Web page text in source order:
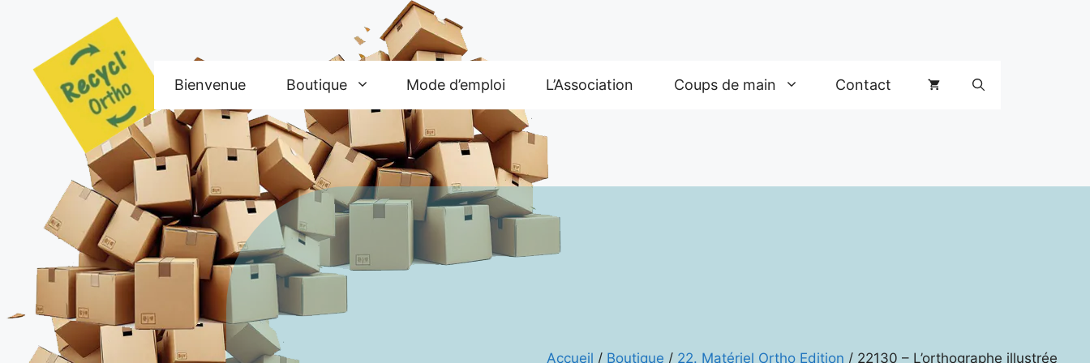
Bienvenue Boutique Mode d’emploi L’Association Coups de main Contact
Accueil / Boutique / 22. Matériel Ortho Edition / 22130 – L’orthographe illustrée